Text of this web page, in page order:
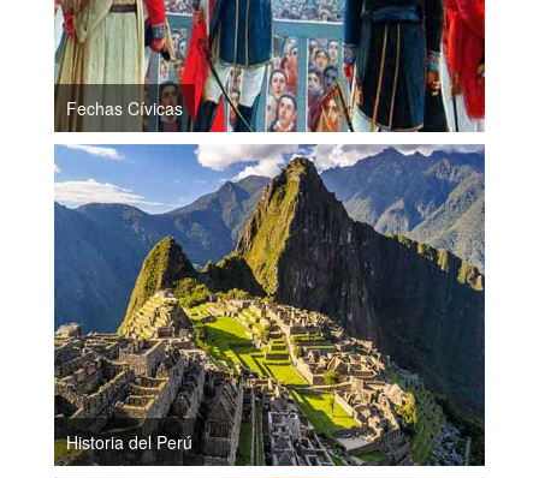
Fechas Cívicas
Historia del Perú